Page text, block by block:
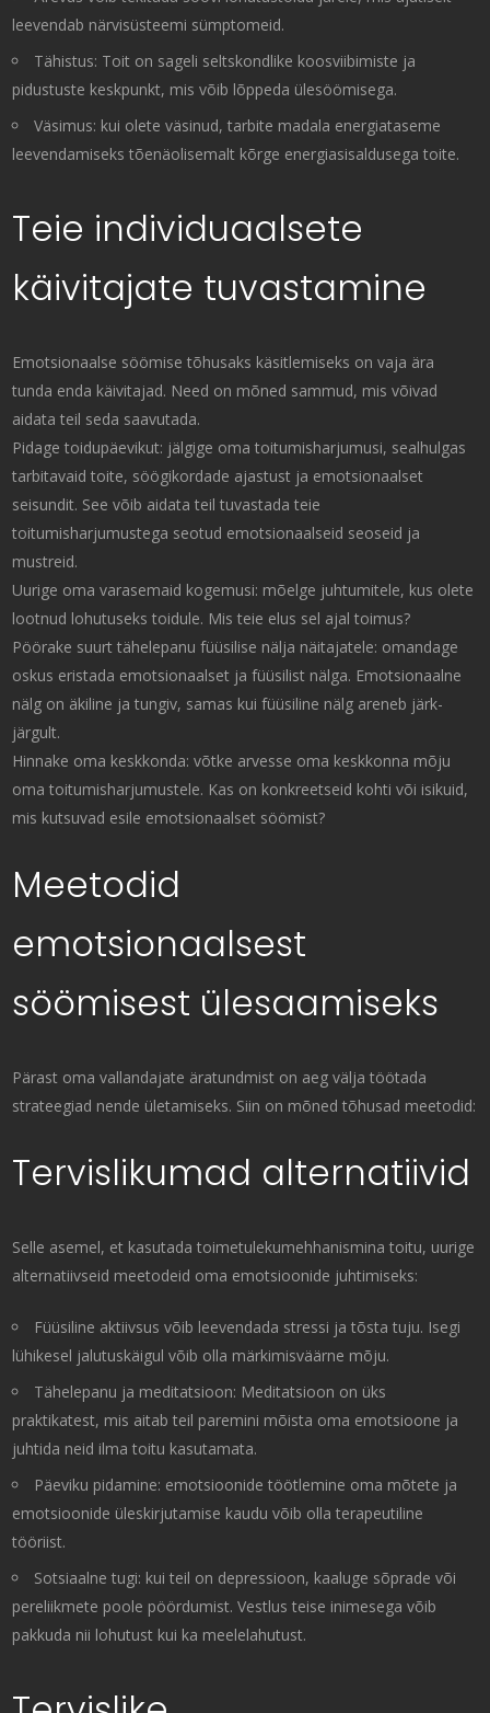
leevendab närvisüsteemi sümptomeid.
Tähistus: Toit on sageli seltskondlike koosviibimiste ja
pidustuste keskpunkt, mis võib lõppeda ülesöömisega.
Väsimus: kui olete väsinud, tarbite madala energiataseme
leevendamiseks tõenäolisemalt kõrge energiasisaldusega toite.
Teie individuaalsete
käivitajate tuvastamine
Emotsionaalse söömise tõhusaks käsitlemiseks on vaja ära
tunda enda käivitajad. Need on mõned sammud, mis võivad
aidata teil seda saavutada.
Pidage toidupäevikut: jälgige oma toitumisharjumusi, sealhulgas
tarbitavaid toite, söögikordade ajastust ja emotsionaalset
seisundit. See võib aidata teil tuvastada teie
toitumisharjumustega seotud emotsionaalseid seoseid ja
mustreid.
Uurige oma varasemaid kogemusi: mõelge juhtumitele, kus olete
lootnud lohutuseks toidule. Mis teie elus sel ajal toimus?
Pöörake suurt tähelepanu füüsilise nälja näitajatele: omandage
oskus eristada emotsionaalset ja füüsilist nälga. Emotsionaalne
nälg on äkiline ja tungiv, samas kui füüsiline nälg areneb järk-
järgult.
Hinnake oma keskkonda: võtke arvesse oma keskkonna mõju
oma toitumisharjumustele. Kas on konkreetseid kohti või isikuid,
mis kutsuvad esile emotsionaalset söömist?
Meetodid
emotsionaalsest
söömisest ülesaamiseks
Pärast oma vallandajate äratundmist on aeg välja töötada
strateegiad nende ületamiseks. Siin on mõned tõhusad meetodid:
Tervislikumad alternatiivid
Selle asemel, et kasutada toimetulekumehhanismina toitu, uurige
alternatiivseid meetodeid oma emotsioonide juhtimiseks:
Füüsiline aktiivsus võib leevendada stressi ja tõsta tuju. Isegi
lühikesel jalutuskäigul võib olla märkimisväärne mõju.
Tähelepanu ja meditatsioon: Meditatsioon on üks
praktikatest, mis aitab teil paremini mõista oma emotsioone ja
juhtida neid ilma toitu kasutamata.
Päeviku pidamine: emotsioonide töötlemine oma mõtete ja
emotsioonide üleskirjutamise kaudu võib olla terapeutiline
tööriist.
Sotsiaalne tugi: kui teil on depressioon, kaaluge sõprade või
pereliikmete poole pöördumist. Vestlus teise inimesega võib
pakkuda nii lohutust kui ka meelelahutust.